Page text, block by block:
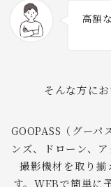
高額
そんな方にお
GOOPASS（グー
ンズ、ドローン、
撮影機材を取り
す。WEBで簡単に